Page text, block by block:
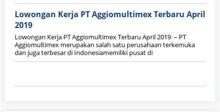
Lowongan Kerja PT Aggiomultimex Terbaru April
2019
Lowongan Kerja PT Aggiomultimex Terbaru April 2019 – PT
Aggiomultimex merupakan salah satu perusahaan terkemuka
dan juga terbesar di Indonesiamemiliki pusat di